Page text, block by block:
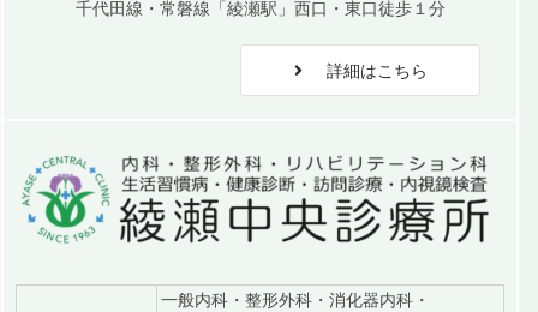
千代田線・常磐線「綾瀬駅」西口・東口徒歩１分
詳細はこちら
一般内科・整形外科・消化器内科・